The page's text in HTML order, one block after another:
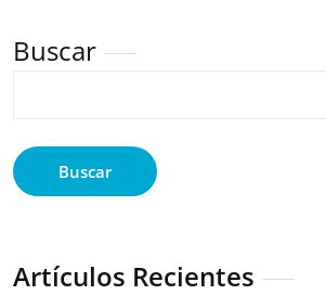
Buscar
Buscar
Artículos Recientes